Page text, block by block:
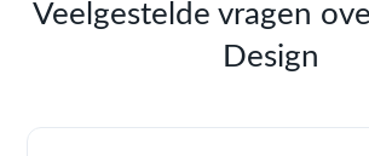
Veelgestelde vragen
Design